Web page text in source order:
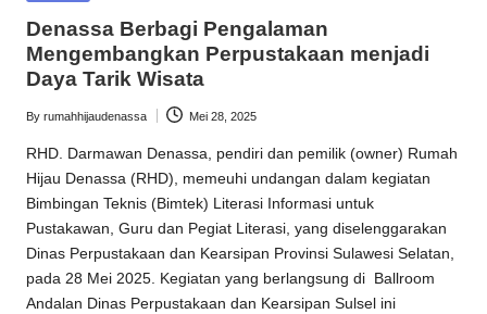
Denassa Berbagi Pengalaman
Mengembangkan Perpustakaan menjadi
Daya Tarik Wisata
Posted
by
By rumahhijaudenassa Mei 28, 2025
RHD . Darmawan Denassa, pendiri dan pemilik (owner) Rumah
Hijau Denassa (RHD), memeuhi undangan dalam kegiatan
Bimbingan Teknis (Bimtek) Literasi Informasi untuk
Pustakawan, Guru dan Pegiat Literasi, yang diselenggarakan
Dinas Perpustakaan dan Kearsipan Provinsi Sulawesi Selatan,
pada 28 Mei 2025. Kegiatan yang berlangsung di Ballroom
Andalan Dinas Perpustakaan dan Kearsipan Sulsel ini